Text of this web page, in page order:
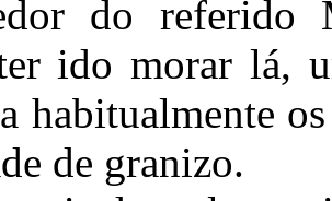
do referido
ido morar lá,
habitualmente
de granizo.